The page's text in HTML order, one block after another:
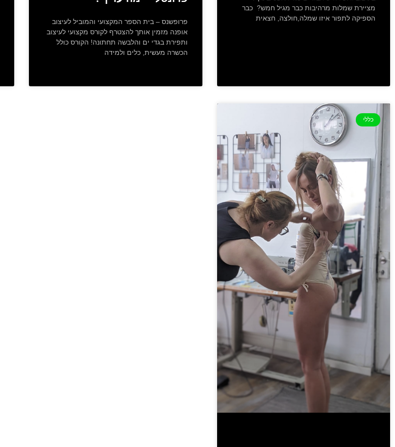
מציירת שמלות מרהיבות כבר מגיל חמש? כבר
הספיקה לתפור איזו שמלה,חולצה, חצאית
פרופשנס – בית הספר המקצועי והמוביל לעיצוב
אופנה מזמין אותך להצטרף לקורס מקצועי לעיצוב
ותפירת בגדי ים והלבשה תחתונה! הקורס כולל
הכשרה מעשית, כלים ולמידה
כללי